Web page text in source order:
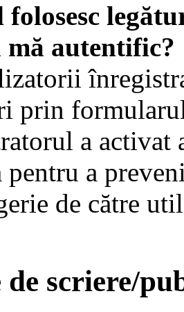
folosesc
mă autentific?
prin
a activat
a
de către
de scriere/